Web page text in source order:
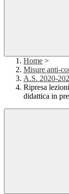
Home >
Misure anti-
A.S. 2020-
Ripresa
didattica in